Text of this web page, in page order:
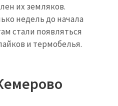
их земляков.
недель до начала
стали появляться
и термобелья.